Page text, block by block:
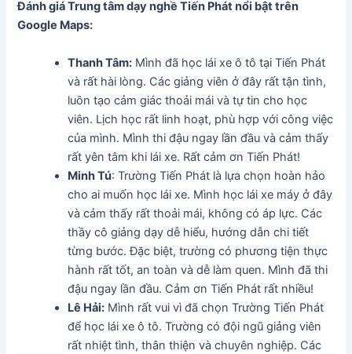
Đánh giá Trung tâm dạy nghề Tiến Phátnổi bật trên
Google Maps:
Thanh Tâm: Mình đã học lái xe ô tô tại Tiến Phát
và rất hài lòng. Các giảng viên ở đây rất tận tình,
luôn tạo cảm giác thoải mái và tự tin cho học
viên. Lịch học rất linh hoạt, phù hợp với công việc
của mình. Mình thi đậu ngay lần đầu và cảm thấy
rất yên tâm khi lái xe. Rất cảm ơn Tiến Phát!
Minh Tú: Trường Tiến Phát là lựa chọn hoàn hảo
cho ai muốn học lái xe. Mình học lái xe máy ở đây
và cảm thấy rất thoải mái, không có áp lực. Các
thầy cô giảng dạy dễ hiểu, hướng dẫn chi tiết
từng bước. Đặc biệt, trường có phương tiện thực
hành rất tốt, an toàn và dễ làm quen. Mình đã thi
đậu ngay lần đầu. Cảm ơn Tiến Phát rất nhiều!
Lê Hải: Mình rất vui vì đã chọn Trường Tiến Phát
để học lái xe ô tô. Trường có đội ngũ giảng viên
rất nhiệt tình, thân thiện và chuyên nghiệp. Các